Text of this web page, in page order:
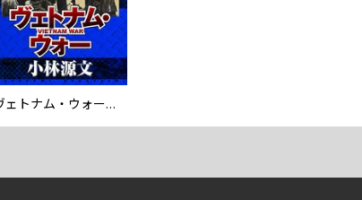
ヴェトナム・ウォー VIETNAM WAR